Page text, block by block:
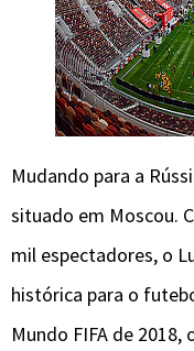
Mudando para a
situado em Moscou.
mil espectadores, o
histórica para o
Mundo FIFA de